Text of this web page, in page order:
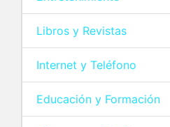
Libros y Revistas
Internet y Teléfono
Educación y Formación